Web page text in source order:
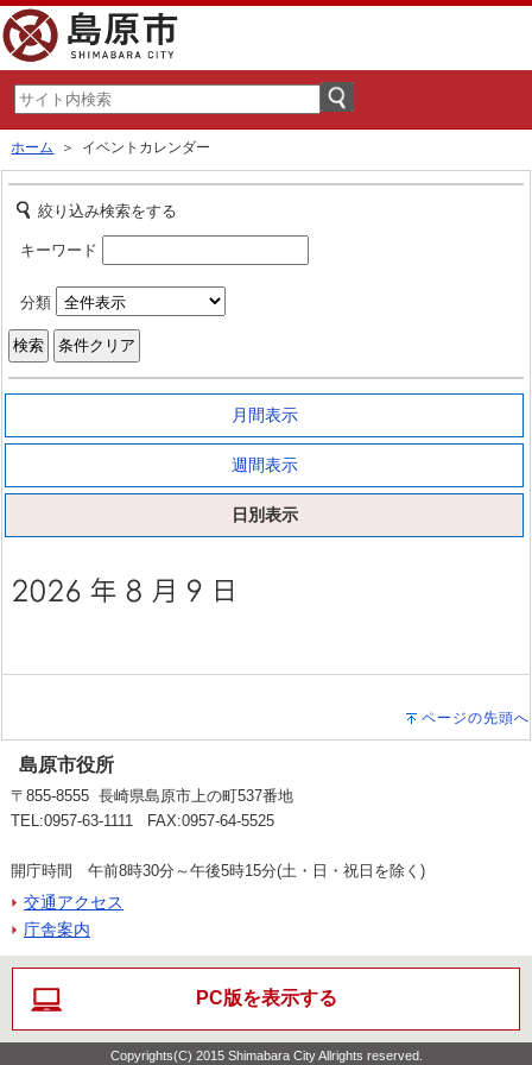
ホーム ＞ イベントカレンダー
絞り込み検索をする
キーワード
分類
月間表示
週間表示
日別表示
ページの先頭へ
島原市役所
〒855-8555 長崎県島原市上の町537番地
TEL:0957-63-1111 FAX:0957-64-5525
開庁時間 午前8時30分～午後5時15分(土・日・祝日を除く)
交通アクセス
庁舎案内
PC版を表示する
Copyrights(C) 2015 Shimabara City Allrights reserved.